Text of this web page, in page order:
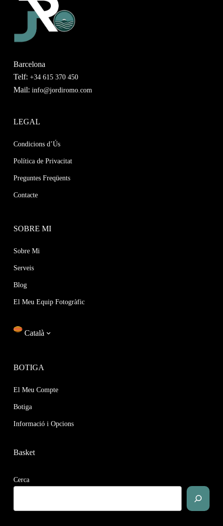
Barcelona
Telf: +34 615 370 450
Mail: info@jordiromo.com
LEGAL
Condicions d’Ús
Política de Privacitat
Preguntes Freqüents
Contacte
SOBRE MI
Sobre Mi
Serveis
Blog
El Meu Equip Fotogràfic
Català
BOTIGA
El Meu Compte
Botiga
Informació i Opcions
Basket
Cerca